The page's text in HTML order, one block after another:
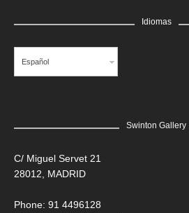
Idiomas
Español
Swinton Gallery
C/ Miguel Servet 21
28012, MADRID
Phone: 91 4496128